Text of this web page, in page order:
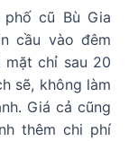
cũ Bù Gia
cầu vào đêm
mặt chỉ sau 20
sẽ, không làm
Giá cả cũng
thêm chi phí